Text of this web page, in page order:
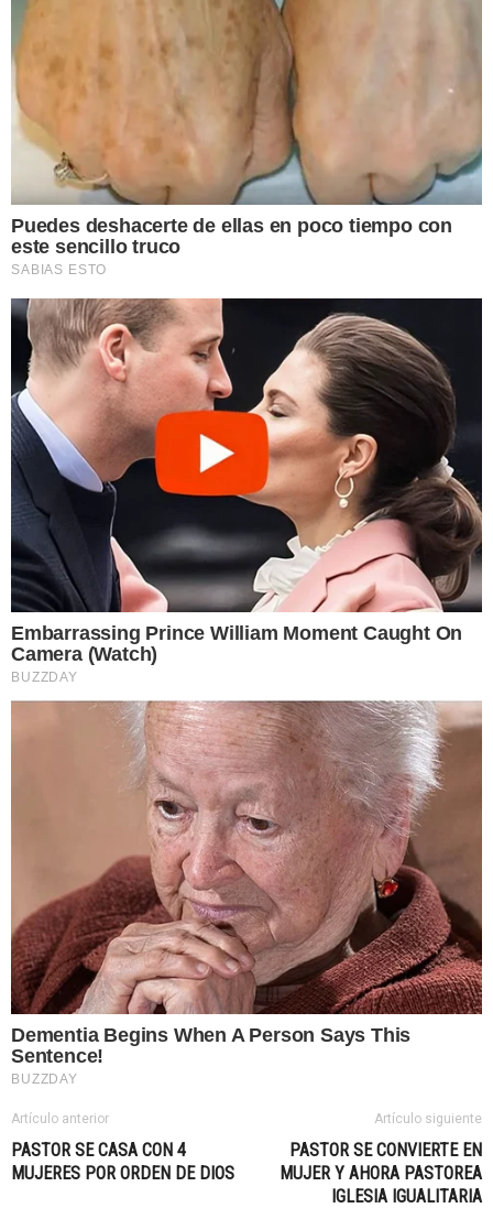
Artículo anterior
PASTOR SE CASA CON 4
MUJERES POR ORDEN DE DIOS
Artículo siguiente
PASTOR SE CONVIERTE EN
MUJER Y AHORA PASTOREA
IGLESIA IGUALITARIA